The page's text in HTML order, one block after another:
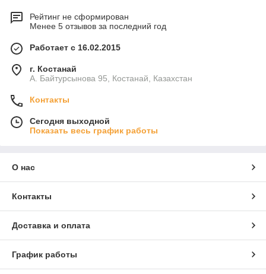
Рейтинг не сформирован
Менее 5 отзывов за последний год
Работает с 16.02.2015
г. Костанай
А. Байтурсынова 95, Костанай, Казахстан
Контакты
Сегодня выходной
Показать весь график работы
О нас
Контакты
Доставка и оплата
График работы